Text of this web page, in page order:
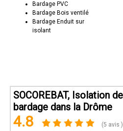
Bardage PVC
Bardage Bois ventilé
Bardage Enduit sur
isolant
SOCOREBAT, Isolation
bardage dans la Drôme
4.8 (5 avis )